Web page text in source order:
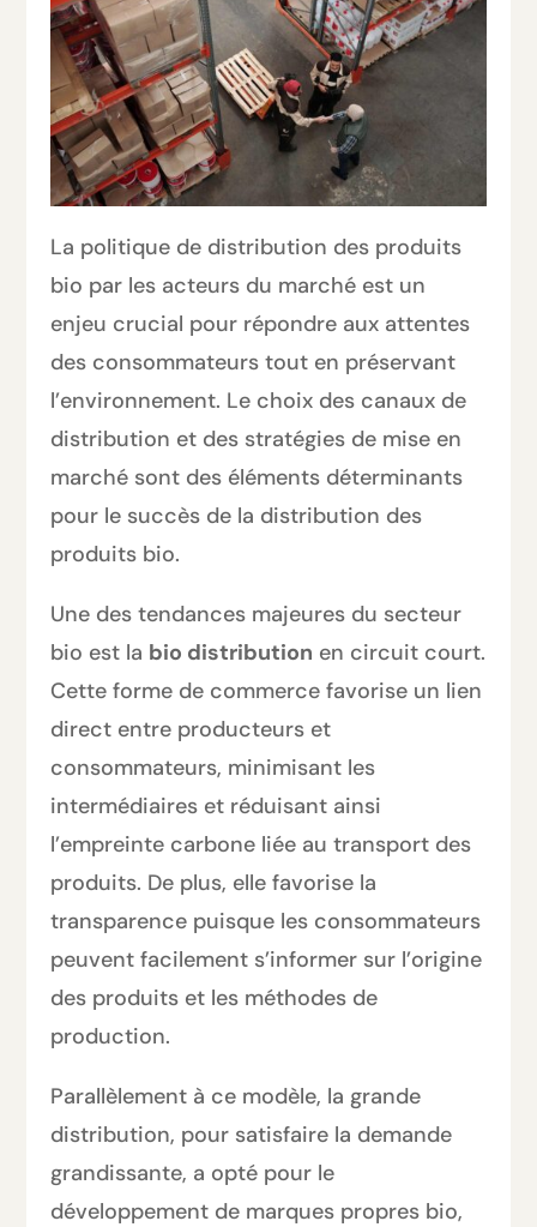
La politique de distribution des produits
bio par les acteurs du marché est un
enjeu crucial pour répondre aux attentes
des consommateurs tout en préservant
l’environnement. Le choix des canaux de
distribution et des stratégies de mise en
marché sont des éléments déterminants
pour le succès de la distribution des
produits bio.
Une des tendances majeures du secteur
bio est la bio distribution en circuit court.
Cette forme de commerce favorise un lien
direct entre producteurs et
consommateurs, minimisant les
intermédiaires et réduisant ainsi
l’empreinte carbone liée au transport des
produits. De plus, elle favorise la
transparence puisque les consommateurs
peuvent facilement s’informer sur l’origine
des produits et les méthodes de
production.
Parallèlement à ce modèle, la grande
distribution, pour satisfaire la demande
grandissante, a opté pour le
développement de marques propres bio,